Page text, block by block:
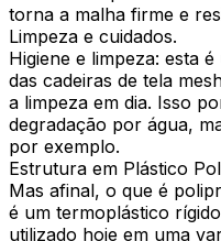
torna a malha firme e
Limpeza e cuidados.
Higiene e limpeza: esta
das cadeiras de tela
a limpeza em dia. Isso
degradação por água,
por exemplo.
Estrutura em Plástico
Mas afinal, o que é
é um termoplástico
utilizado hoje em uma